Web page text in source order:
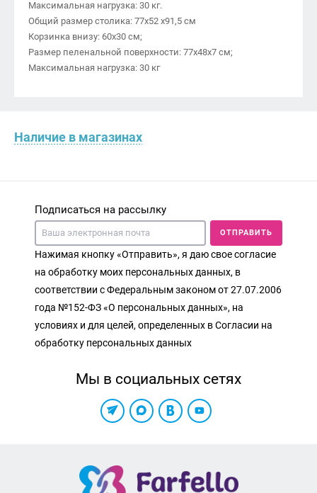
Максимальная нагрузка: 30 кг.
Общий размер столика: 77х52 х91,5 см
Корзинка внизу: 60х30 см;
Размер пеленальной поверхности: 77х48х7 см;
Максимальная нагрузка: 30 кг
Наличие в магазинах
Подписаться на рассылку
ОТПРАВИТЬ
Нажимая кнопку «Отправить», я даю свое согласие
на обработку моих персональных данных, в
соответствии с Федеральным законом от 27.07.2006
года №152-ФЗ «О персональных данных», на
условиях и для целей, определенных в Согласии на
обработку персональных данных
Мы в социальных сетях